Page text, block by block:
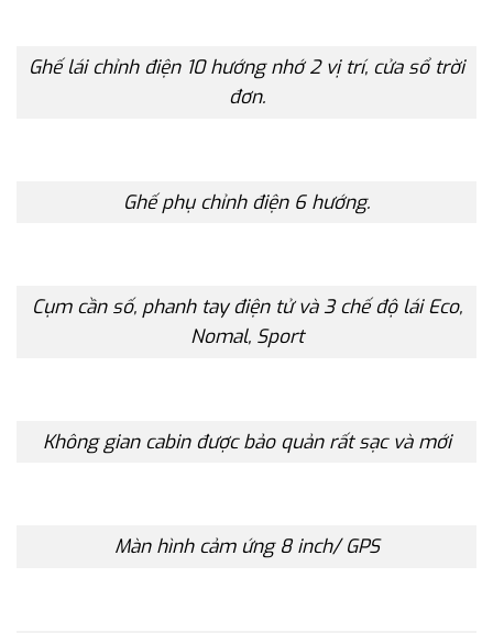
Ghế lái chỉnh điện 10 hướng nhớ 2 vị trí, cửa sổ trời
đơn.
Ghế phụ chỉnh điện 6 hướng.
Cụm cần số, phanh tay điện tử và 3 chế độ lái Eco,
Nomal, Sport
Không gian cabin được bảo quản rất sạc và mới
Màn hình cảm ứng 8 inch/ GPS